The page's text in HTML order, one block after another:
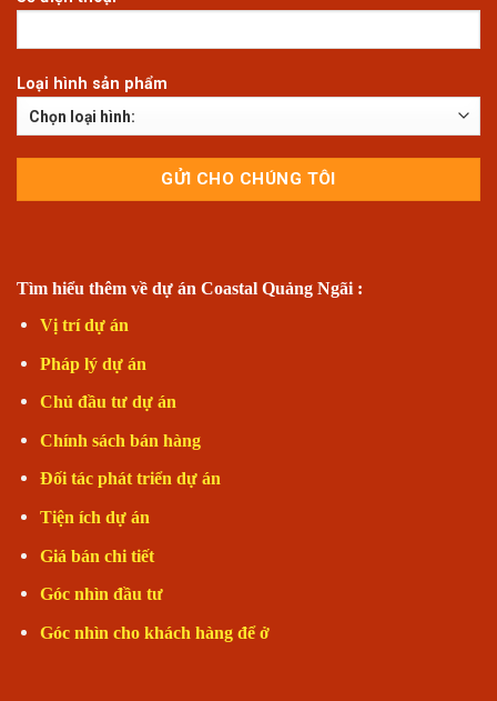
Loại hình sản phẩm
Tìm hiểu thêm về dự án Coastal Quảng Ngãi :
Vị trí dự án
Pháp lý dự án
Chủ đầu tư dự án
Chính sách bán hàng
Đối tác phát triển dự án
Tiện ích dự án
Giá bán chi tiết
Góc nhìn đầu tư
Góc nhìn cho khách hàng để ở